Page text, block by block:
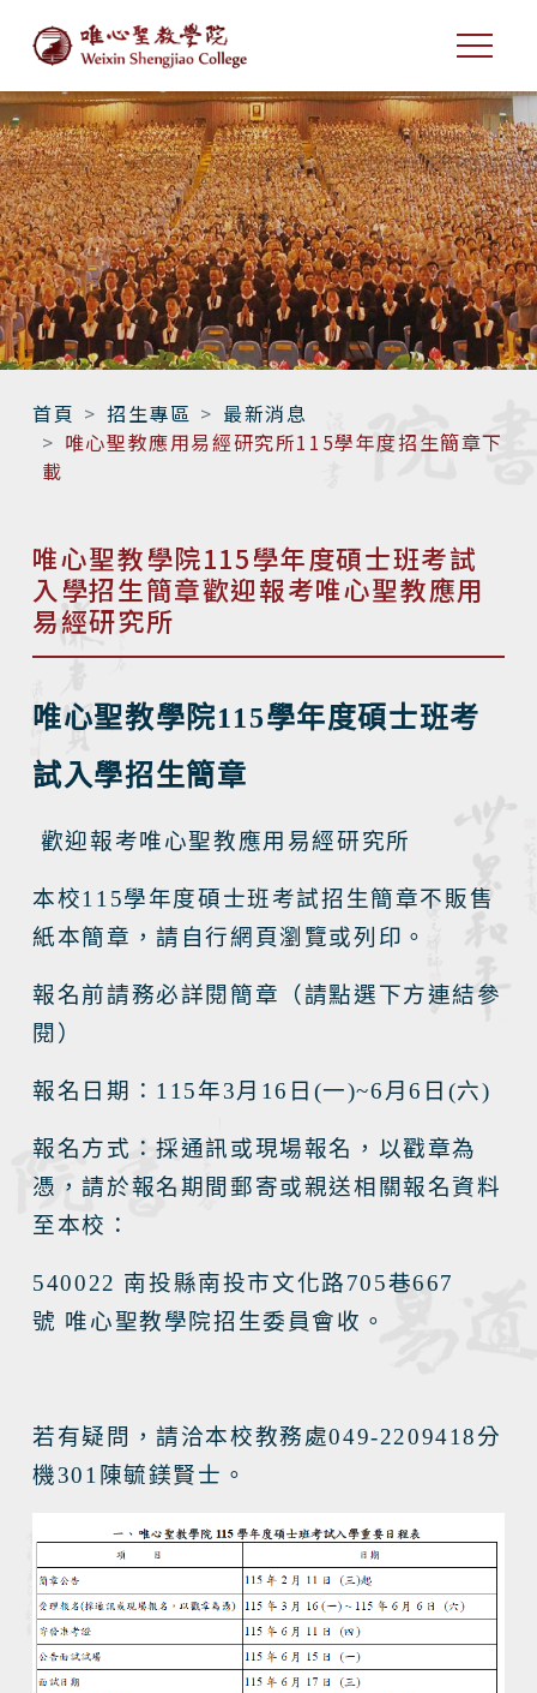
首頁 招生專區
最新消息
唯心聖教應用易經研究所115學年度招生簡章下
載
唯心聖教學院115學年度碩士班考試
入學招生簡章歡迎報考唯心聖教應用
易經研究所
唯心聖教學院115學年度碩士班考
試入學招生簡章
歡迎報考唯心聖教應用易經研究所
本校115學年度碩士班考試招生簡章不販售
紙本簡章，請自行網頁瀏覽或列印。
報名前請務必詳閱簡章（請點選下方連結參
閱）
報名日期： 115年3月 16 日 (一)~6 月6 日 (六)
報名方式：採通訊或現場報名，以戳章為
憑，請於報名期間郵寄或親送相關報名資料
至本校：
540022 南投縣南投市文化路705巷667
號 唯心聖教學院招生委員會收。
若有疑問，請洽本校教務處049-2209418分
機301 陳毓鎂賢士。